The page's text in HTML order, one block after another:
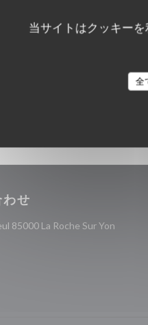
当サイトはクッキー
全
せ
85000 La Roche Sur Yon ((新し
ンドウで開きます))
いウィンドウで開きます))